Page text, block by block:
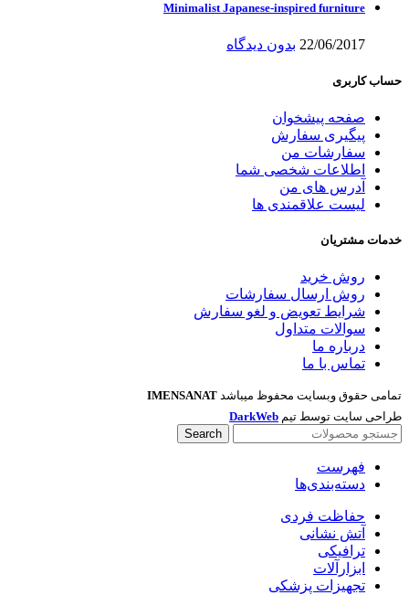
Minimalist Japanese-inspired furniture
22/06/2017 بدون دیدگاه
حساب کاربری
صفحه پیشخوان
پیگیری سفارش
سفارشات من
اطلاعات شخصی شما
آدرس های من
لیست علاقمندی ها
خدمات مشتریان
روش خرید
روش ارسال سفارشات
شرایط تعویض و لغو سفارش
سوالات متداول
درباره ما
تماس با ما
تمامی حقوق وبسایت محفوظ میباشد IMENSANAT
طراحی سایت توسط تیم DarkWeb
Search
فهرست
دسته‌بندی‌ها
حفاظت فردی
آتش نشانی
ترافیکی
ابزارآلات
تجهیزات پزشکی